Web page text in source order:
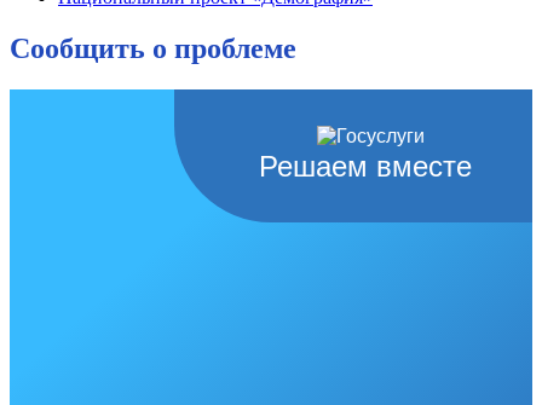
Сообщить о проблеме
Решаем вместе